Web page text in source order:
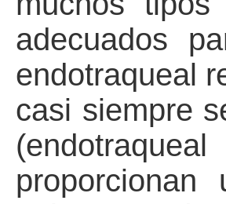
adecuados
endotraqueal
casi siempre